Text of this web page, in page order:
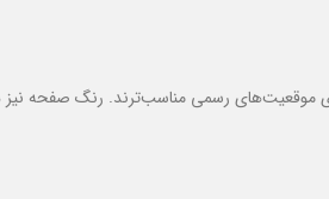
رسمی مناسب‌ترند. رنگ صفحه نیز